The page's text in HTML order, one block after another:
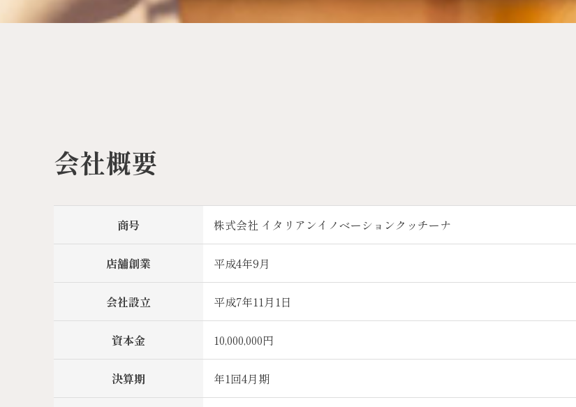
会社概要
商号 株式会社 イタリアンイノベーションクッチーナ
店舗創業 平成4年9月
会社設立 平成7年11月1日
資本金 10,000,000円
決算期 年1回4月期